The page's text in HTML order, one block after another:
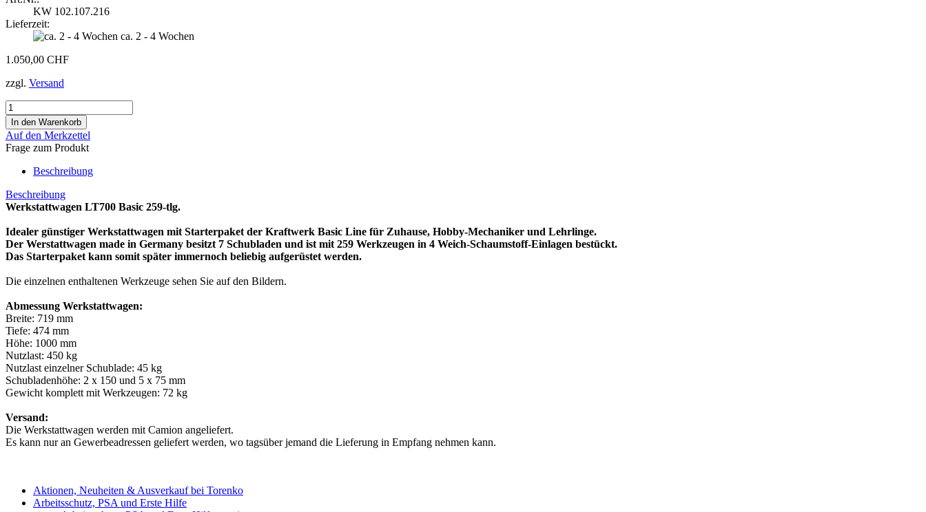
KW 102.107.216
Lieferzeit:
ca. 2 - 4 Wochen
1.050,00 CHF
zzgl. Versand
Auf den Merkzettel
Frage zum Produkt
Beschreibung
Beschreibung
Werkstattwagen LT700 Basic 259-tlg.
Idealer günstiger Werkstattwagen mit Starterpaket der Kraftwerk Basic Line für Zuhause, Hobby-Mechaniker und Lehrlinge.
Der Werstattwagen made in Germany besitzt 7 Schubladen und ist mit 259 Werkzeugen in 4 Weich-Schaumstoff-Einlagen bestückt.
Das Starterpaket kann somit später immernoch beliebig aufgerüstet werden.
Die einzelnen enthaltenen Werkzeuge sehen Sie auf den Bildern.
Abmessung Werkstattwagen:
Breite: 719 mm
Tiefe: 474 mm
Höhe: 1000 mm
Nutzlast: 450 kg
Nutzlast einzelner Schublade: 45 kg
Schubladenhöhe: 2 x 150 und 5 x 75 mm
Gewicht komplett mit Werkzeugen: 72 kg
Versand:
Die Werkstattwagen werden mit Camion angeliefert.
Es kann nur an Gewerbeadressen geliefert werden, wo tagsüber jemand die Lieferung in Empfang nehmen kann.
Aktionen, Neuheiten & Ausverkauf bei Torenko
Arbeitsschutz, PSA und Erste Hilfe